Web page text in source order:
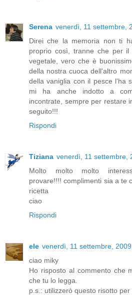
Serena venerdì, 11 settembre,
Direi che la memoria non ti
proprio così, tranne che per
vegetale, vero che è
della nostra cuoca dell'altro
della vaniglia con il pesce l'ha
mi ha anche indotto a
incontrate, sempre per restare
seguito!!!
Rispondi
Tiziana venerdì, 11 settembre,
Molto molto molto
provare!!!! complimenti sia a te
ricetta
ciao
Rispondi
ele venerdì, 11 settembre, 2009
ciao miky
Ho risposto al commento che
che tu lo legga.
p.s.: utilizzerò questo risotto per